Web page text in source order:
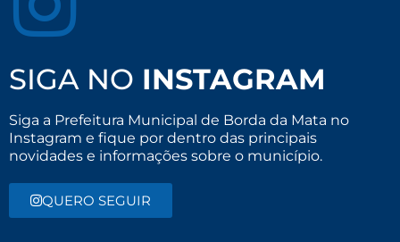
SIGA NO INSTAGRAM
Siga a Prefeitura Municipal de Borda da Mata no
Instagram e fique por dentro das principais
novidades e informações sobre o município.
QUERO SEGUIR